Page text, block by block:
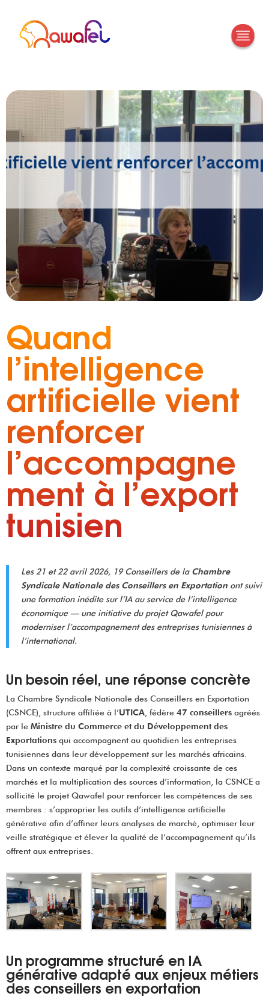
Quand
l’intelligence
artificielle vient
renforcer
l’accompagne
ment à l’export
tunisien
Les 21 et 22 avril 2026, 19 Conseillers de la Chambre
Syndicale Nationale des Conseillers en Exportation ont suivi
une formation inédite sur l’IA au service de l’intelligence
économique — une initiative du projet Qawafel pour
moderniser l’accompagnement des entreprises tunisiennes à
l’international.
Un besoin réel, une réponse concrète
La Chambre Syndicale Nationale des Conseillers en Exportation
(CSNCE), structure affiliée à l’UTICA , fédère 47 conseillers agréés
par le Ministre du Commerce et du Développement des
Exportations qui accompagnent au quotidien les entreprises
tunisiennes dans leur développement sur les marchés africains.
Dans un contexte marqué par la complexité croissante de ces
marchés et la multiplication des sources d’information, la CSNCE a
sollicité le projet Qawafel pour renforcer les compétences de ses
membres : s’approprier les outils d’intelligence artificielle
générative afin d’affiner leurs analyses de marché, optimiser leur
veille stratégique et élever la qualité de l’accompagnement qu’ils
offrent aux entreprises.
Un programme structuré en IA
générative adapté aux enjeux métiers
des conseillers en exportation